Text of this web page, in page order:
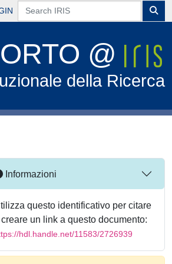
@
della Ricerca
Informazioni
questo identificativo per citare
un link a questo documento:
hdl.handle.net/11583/2726939